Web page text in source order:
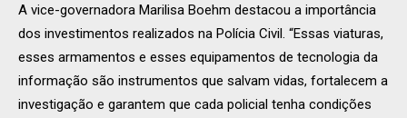
A vice-governadora Marilisa Boehm destacou a importância
dos investimentos realizados na Polícia Civil. “Essas viaturas,
esses armamentos e esses equipamentos de tecnologia da
informação são instrumentos que salvam vidas, fortalecem a
investigação e garantem que cada policial tenha condições